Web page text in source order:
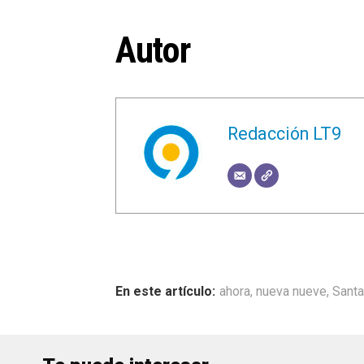
Autor
Redacción LT9
ahora, nueva nueve,